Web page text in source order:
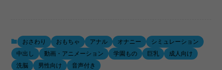
おさわり おもちゃ アナル オナニー
シミュレーション
中出し
動画・アニメーション 学園もの 巨乳
成人向け
洗脳
男性向け 音声付き